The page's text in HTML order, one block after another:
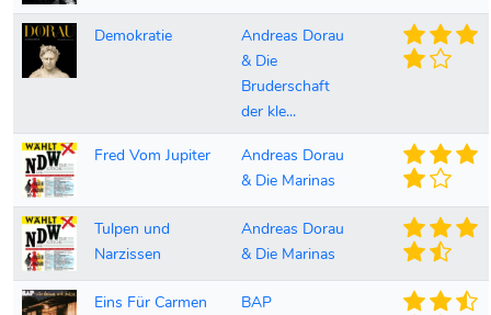
Demokratie
Andreas Dorau
& Die
Bruderschaft
der kle...
Fred Vom Jupiter
Andreas Dorau
& Die Marinas
Tulpen und
Narzissen
Andreas Dorau
& Die Marinas
Eins Für Carmen
BAP